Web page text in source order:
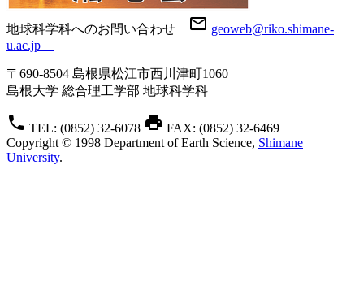
地球科学科へのお問い合わせ mail_outline geoweb@riko.shimane-
u.ac.jp
〒690-8504 島根県松江市西川津町1060
島根大学 総合理工学部 地球科学科
phone TEL: (0852) 32-6078 print FAX: (0852) 32-6469
Copyright © 1998 Department of Earth Science, Shimane
University.